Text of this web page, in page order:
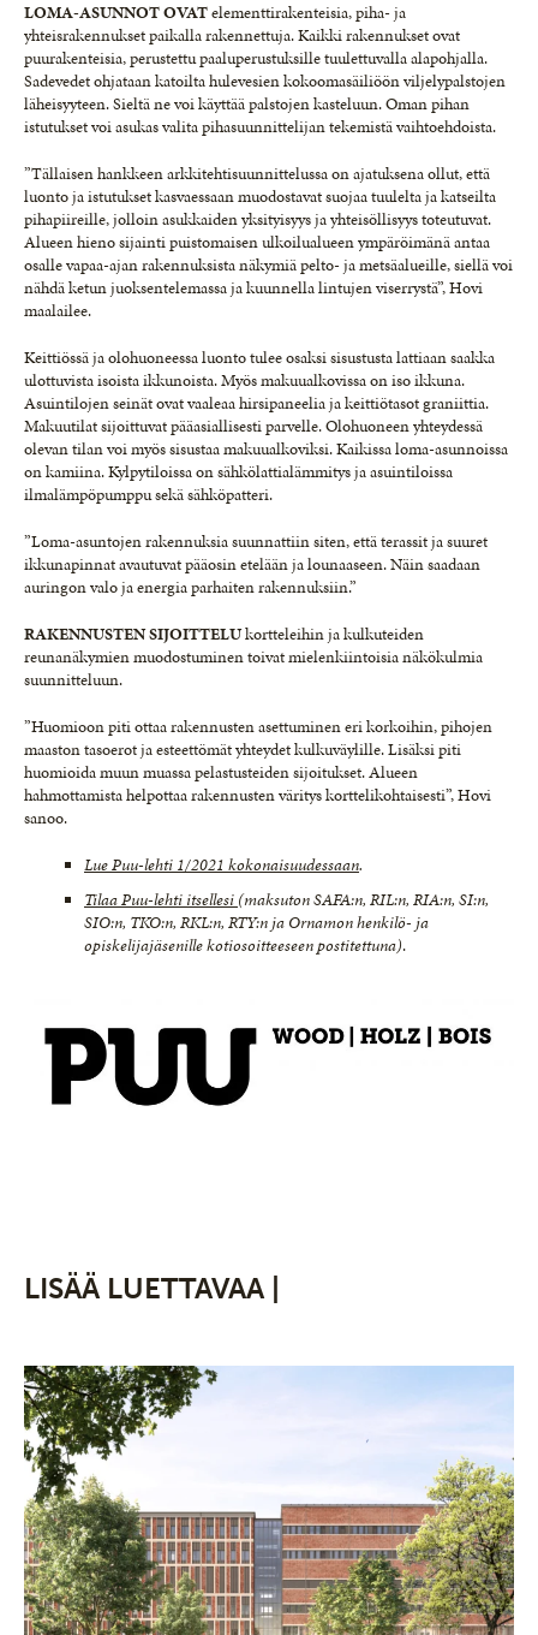
LOMA-ASUNNOT OVATelementtirakenteisia, piha- ja
yhteisrakennukset paikalla rakennettuja. Kaikki rakennukset ovat
puurakenteisia, perustettu paaluperustuksille tuulettuvalla alapohjalla.
Sadevedet ohjataan katoilta hulevesien kokoomasäiliöön viljelypalstojen
läheisyyteen. Sieltä ne voi käyttää palstojen kasteluun. Oman pihan
istutukset voi asukas valita pihasuunnittelijan tekemistä vaihtoehdoista.
”Tällaisen hankkeen arkkitehtisuunnittelussa on ajatuksena ollut, että
luonto ja istutukset kasvaessaan muodostavat suojaa tuulelta ja katseilta
pihapiireille, jolloin asukkaiden yksityisyys ja yhteisöllisyys toteutuvat.
Alueen hieno sijainti puistomaisen ulkoilualueen ympäröimänä antaa
osalle vapaa-ajan rakennuksista näkymiä pelto- ja metsäalueille, siellä voi
nähdä ketun juoksentelemassa ja kuunnella lintujen viserrystä”, Hovi
maalailee.
Keittiössä ja olohuoneessa luonto tulee osaksi sisustusta lattiaan saakka
ulottuvista isoista ikkunoista. Myös makuualkovissa on iso ikkuna.
Asuintilojen seinät ovat vaaleaa hirsipaneelia ja keittiötasot graniittia.
Makuutilat sijoittuvat pääasiallisesti parvelle. Olohuoneen yhteydessä
olevan tilan voi myös sisustaa makuualkoviksi. Kaikissa loma-asunnoissa
on kamiina. Kylpytiloissa on sähkölattialämmitys ja asuintiloissa
ilmalämpöpumppu sekä sähköpatteri.
”Loma-asuntojen rakennuksia suunnattiin siten, että terassit ja suuret
ikkunapinnat avautuvat pääosin etelään ja lounaaseen. Näin saadaan
auringon valo ja energia parhaiten rakennuksiin.”
RAKENNUSTEN SIJOITTELUkortteleihin ja kulkuteiden
reunanäkymien muodostuminen toivat mielenkiintoisia näkökulmia
suunnitteluun.
”Huomioon piti ottaa rakennusten asettuminen eri korkoihin, pihojen
maaston tasoerot ja esteettömät yhteydet kulkuväylille. Lisäksi piti
huomioida muun muassa pelastusteiden sijoitukset. Alueen
hahmottamista helpottaa rakennusten väritys korttelikohtaisesti”, Hovi
sanoo.
Lue Puu-lehti 1/2021 kokonaisuudessaan.
Tilaa Puu-lehti itsellesi (maksuton SAFA:n, RIL:n, RIA:n, SI:n,
SIO:n, TKO:n, RKL:n, RTY:n ja Ornamon henkilö- ja
opiskelijajäsenille kotiosoitteeseen postitettuna).
LISÄÄ LUETTAVAA |